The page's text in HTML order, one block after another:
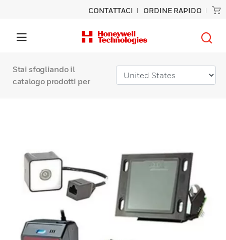
CONTATTACI ORDINE RAPIDO
Stai sfogliando il
catalogo prodotti per